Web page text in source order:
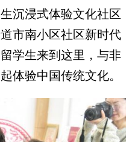
浸式体验文化社区
市南小区社区新时代
学生来到这里，与非
体验中国传统文化。